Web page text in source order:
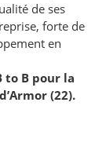
de ses
forte de
en
to B pour la
(22).